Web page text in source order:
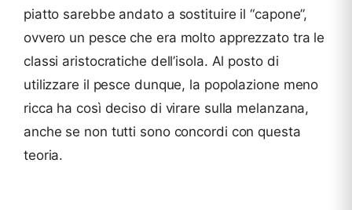
piatto sarebbe andato a sostituire il “capone”,
ovvero un pesce che era molto apprezzato tra le
classi aristocratiche dell’isola. Al posto di
utilizzare il pesce dunque, la popolazione meno
ricca ha così deciso di virare sulla melanzana,
anche se non tutti sono concordi con questa
teoria.